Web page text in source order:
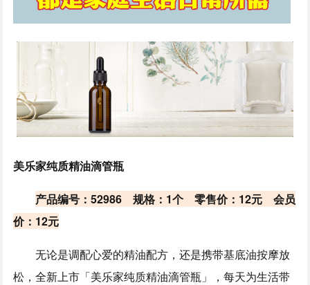
美乐家纯质精油滴管瓶
产品编号：52986 规格：1个 零售价：12元 会员
价：12元
无论是调配心爱的精油配方，还是携带基底油按摩放
松，全新上市「美乐家纯质精油滴管瓶」，每天为生活带